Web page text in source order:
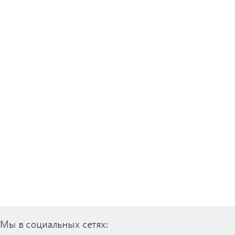
Мы в социальных сетях: